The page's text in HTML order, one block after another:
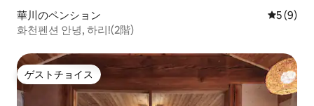
華川のペンション レビュー
5 (9)
화천펜션 안녕, 하리!(2階)
ゲストチョイス
ゲストチョイス